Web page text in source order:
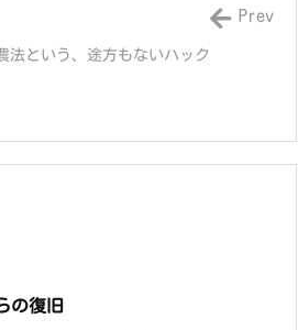
法という、途方もないハック
Prev
の復旧